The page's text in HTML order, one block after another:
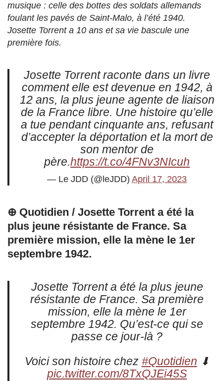
musique : celle des bottes des soldats allemands
foulant les pavés de Saint-Malo, à l’été 1940.
Josette Torrent a 10 ans et sa vie bascule une
première fois.
Josette Torrent raconte dans un livre
comment elle est devenue en 1942, à
12 ans, la plus jeune agente de liaison
de la France libre​. Une histoire qu’elle
a tue pendant cinquante ans, refusant
d’accepter la déportation et la mort​ de
son mentor de
père.https://t.co/4FNv3NIcuh
— Le JDD (@leJDD) April 17, 2023
⊕ Quotidien / Josette Torrent a été la
plus jeune résistante de France. Sa
première mission, elle la mène le 1er
septembre 1942.
Josette Torrent a été la plus jeune
résistante de France. Sa première
mission, elle la mène le 1er
septembre 1942. Qu’est-ce qui se
passe ce jour-là ?
Voici son histoire chez #Quotidien ⬇
pic.twitter.com/8TxQJEi45S